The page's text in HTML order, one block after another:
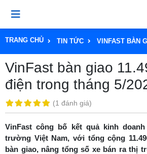
TRANG CHỦ TIN TỨC VINFAST BÀN
VinFast bàn giao
điện trong tháng 5/
(1 đánh giá)
VinFast công bố kết quả kinh
trường Việt Nam, với tổng cộng
bàn giao, nâng tổng số xe bán ra thị